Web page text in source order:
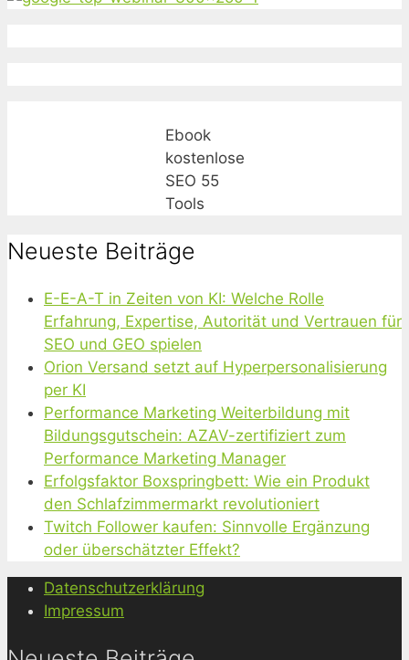
Ebook
kostenlose
SEO 55
Tools
Neueste Beiträge
E-E-A-T in Zeiten von KI: Welche Rolle
Erfahrung, Expertise, Autorität und Vertrauen für
SEO und GEO spielen
Orion Versand setzt auf Hyperpersonalisierung
per KI
Performance Marketing Weiterbildung mit
Bildungsgutschein: AZAV-zertifiziert zum
Performance Marketing Manager
Erfolgsfaktor Boxspringbett: Wie ein Produkt
den Schlafzimmermarkt revolutioniert
Twitch Follower kaufen: Sinnvolle Ergänzung
oder überschätzter Effekt?
Datenschutzerklärung
Impressum